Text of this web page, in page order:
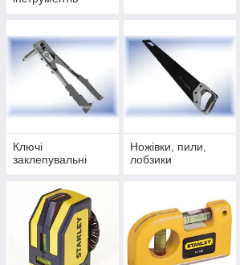
Ключі
заклепувальні
Ножівки, пили,
лобзики